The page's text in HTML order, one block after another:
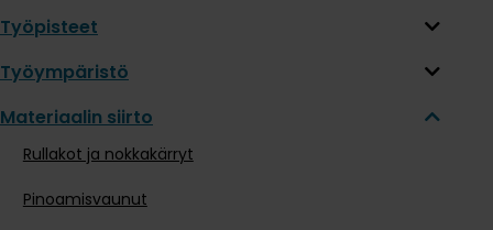
Työpisteet
Työympäristö
Materiaalin siirto
Rullakot ja nokkakärryt
Pinoamisvaunut